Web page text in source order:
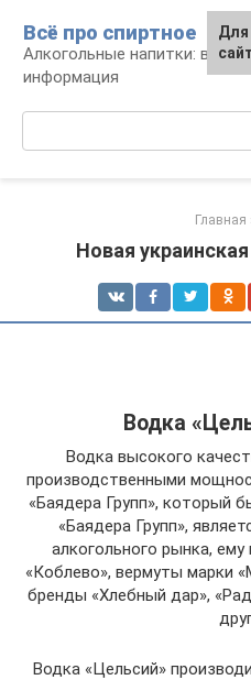
контенту
Всё про спиртное
Алкогольные напитки: виды,
информация
Главная
Новая
Водка
Водка высокого
производственными
«Баядера Групп», который
«Баядера Групп»,
алкогольного рынка,
«Коблево», вермуты марки
бренды «Хлебный дар»,
Водка «Цельсий»
Для